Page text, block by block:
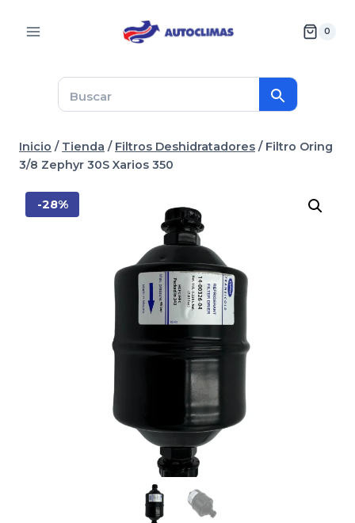
0
Inicio / Tienda / Filtros Deshidratadores / Filtro Oring
3/8 Zephyr 30S Xarios 350
-28%